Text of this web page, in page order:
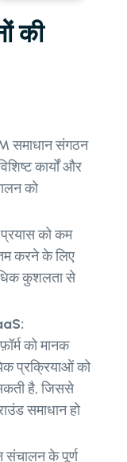
की
समाधान संगठन
कार्यों और
को
को कम
करने के लिए
कुशलता से
को मानक
प्रक्रियाओं को
है, जिससे
समाधान हो
के पूर्ण